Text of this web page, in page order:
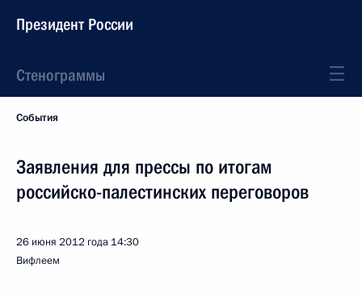
Президент России
Стенограммы
События
Заявления для прессы по итогам
российско-палестинских переговоров
26 июня 2012 года 14:30
Вифлеем